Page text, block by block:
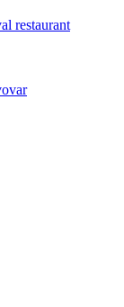
restaurant